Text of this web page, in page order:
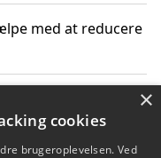
med at reducere
×
cookies
brugeroplevelsen. Ved